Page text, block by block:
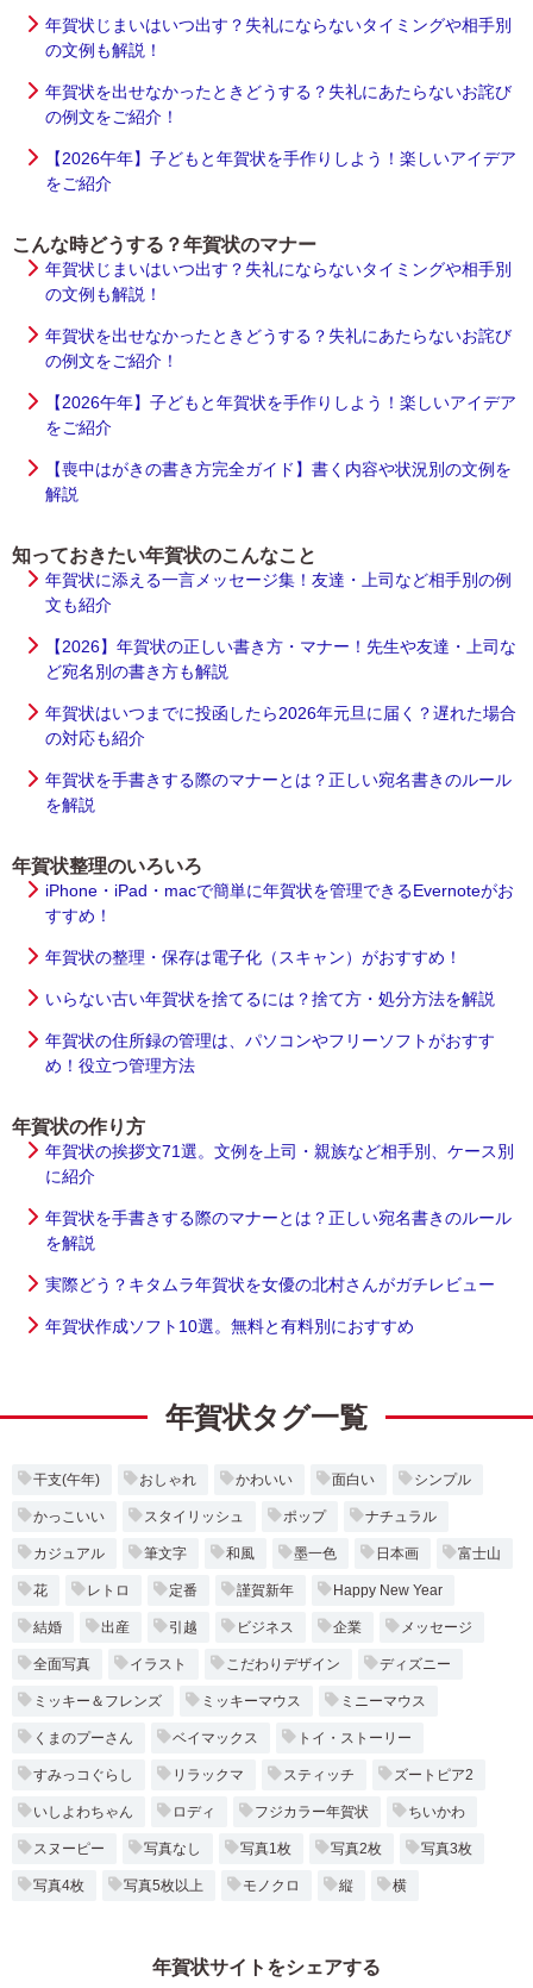
年賀状じまいはいつ出す？失礼にならないタイミングや相手別
の文例も解説！
年賀状を出せなかったときどうする？失礼にあたらないお詫び
の例文をご紹介！
【2026午年】子どもと年賀状を手作りしよう！楽しいアイデア
をご紹介
こんな時どうする？年賀状のマナー
年賀状じまいはいつ出す？失礼にならないタイミングや相手別
の文例も解説！
年賀状を出せなかったときどうする？失礼にあたらないお詫び
の例文をご紹介！
【2026午年】子どもと年賀状を手作りしよう！楽しいアイデア
をご紹介
【喪中はがきの書き方完全ガイド】書く内容や状況別の文例を
解説
知っておきたい年賀状のこんなこと
年賀状に添える一言メッセージ集！友達・上司など相手別の例
文も紹介
【2026】年賀状の正しい書き方・マナー！先生や友達・上司な
ど宛名別の書き方も解説
年賀状はいつまでに投函したら2026年元旦に届く？遅れた場合
の対応も紹介
年賀状を手書きする際のマナーとは？正しい宛名書きのルール
を解説
年賀状整理のいろいろ
iPhone・iPad・macで簡単に年賀状を管理できるEvernoteがお
すすめ！
年賀状の整理・保存は電子化（スキャン）がおすすめ！
いらない古い年賀状を捨てるには？捨て方・処分方法を解説
年賀状の住所録の管理は、パソコンやフリーソフトがおすす
め！役立つ管理方法
年賀状の作り方
年賀状の挨拶文71選。文例を上司・親族など相手別、ケース別
に紹介
年賀状を手書きする際のマナーとは？正しい宛名書きのルール
を解説
実際どう？キタムラ年賀状を女優の北村さんがガチレビュー
年賀状作成ソフト10選。無料と有料別におすすめ
年賀状タグ一覧
干支(午年) おしゃれ かわいい 面白い シンプル
かっこいい スタイリッシュ ポップ ナチュラル
カジュアル 筆文字 和風 墨一色 日本画 富士山
花 レトロ 定番 謹賀新年 Happy New Year
結婚 出産 引越 ビジネス 企業 メッセージ
全面写真 イラスト こだわりデザイン ディズニー
ミッキー＆フレンズ ミッキーマウス ミニーマウス
くまのプーさん ベイマックス トイ・ストーリー
すみっコぐらし リラックマ スティッチ ズートピア2
いしよわちゃん ロディ フジカラー年賀状 ちいかわ
スヌーピー 写真なし 写真1枚 写真2枚 写真3枚
写真4枚 写真5枚以上 モノクロ 縦 横
年賀状サイトをシェアする